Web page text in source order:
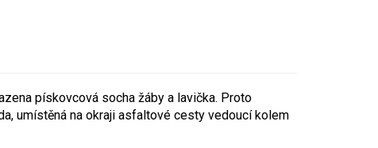
pískovcová socha žáby a lavička. Proto
umístěná na okraji asfaltové cesty vedoucí kolem